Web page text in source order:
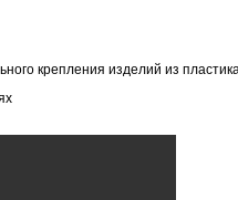
крепления изделий из